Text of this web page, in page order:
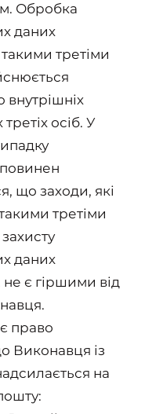
Обробка
даних
третіми
внутрішніх
осіб. У
що заходи, які
третіми
даних
не є гіршими від
право
Виконавця із
на